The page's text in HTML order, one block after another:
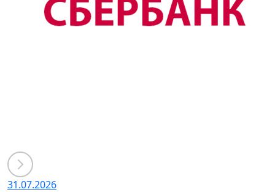
31.07.2026